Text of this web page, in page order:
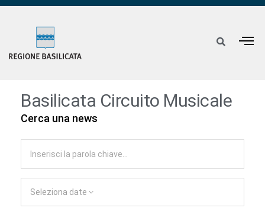
Basilicata Circuito Musicale
Cerca una news
Seleziona date